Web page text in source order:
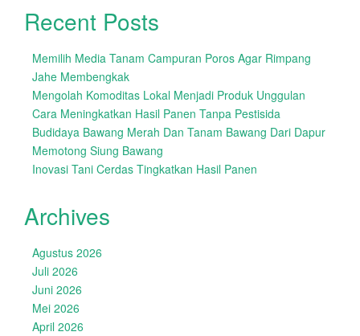
Recent Posts
Memilih Media Tanam Campuran Poros Agar Rimpang
Jahe Membengkak
Mengolah Komoditas Lokal Menjadi Produk Unggulan
Cara Meningkatkan Hasil Panen Tanpa Pestisida
Budidaya Bawang Merah Dan Tanam Bawang Dari Dapur
Memotong Siung Bawang
Inovasi Tani Cerdas Tingkatkan Hasil Panen
Archives
Agustus 2026
Juli 2026
Juni 2026
Mei 2026
April 2026